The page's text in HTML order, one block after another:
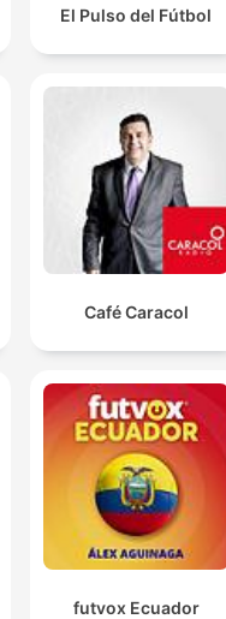
El Pulso del Fútbol
Café Caracol
futvox Ecuador